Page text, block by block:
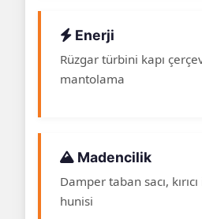
Enerji
Rüzgar türbini kapı
mantolama
Madencilik
Damper taban sacı,
hunisi